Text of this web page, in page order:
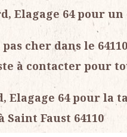
Elagage 64 pour
cher dans le 64110
à contacter pour
Elagage 64 pour la
Faust 64110